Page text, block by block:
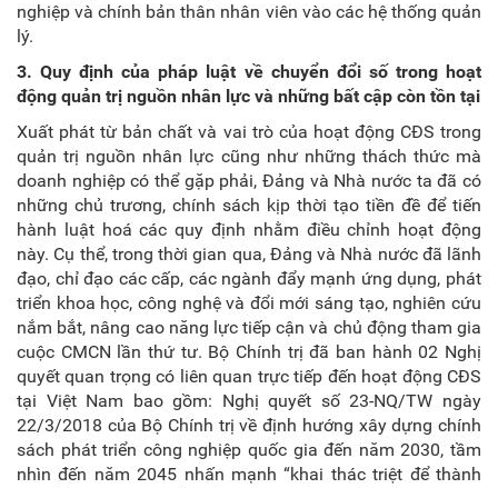
nghiệp và chính bản thân nhân viên vào các hệ thống quản
lý.
3.Quy định của pháp luật về chuyển đổi số trong hoạt
động quản trị nguồn nhân lực và những bất cập còn tồn tại
Xuất phát từ bản chất và vai trò của hoạt động CĐS trong
quản trị nguồn nhân lực cũng như những thách thức mà
doanh nghiệp có thể gặp phải, Đảng và Nhà nước ta đã có
những chủ trương, chính sách kịp thời tạo tiền đề để tiến
hành luật hoá các quy định nhằm điều chỉnh hoạt động
này. Cụ thể, trong thời gian qua, Đảng và Nhà nước đã lãnh
đạo, chỉ đạo các cấp, các ngành đẩy mạnh ứng dụng, phát
triển khoa học, công nghệ và đổi mới sáng tạo, nghiên cứu
nắm bắt, nâng cao năng lực tiếp cận và chủ động tham gia
cuộc CMCN lần thứ tư. Bộ Chính trị đã ban hành 02 Nghị
quyết quan trọng có liên quan trực tiếp đến hoạt động CĐS
tại Việt Nam bao gồm: Nghị quyết số 23-NQ/TW ngày
22/3/2018 của Bộ Chính trị về định hướng xây dựng chính
sách phát triển công nghiệp quốc gia đến năm 2030, tầm
nhìn đến năm 2045 nhấn mạnh “khai thác triệt để thành